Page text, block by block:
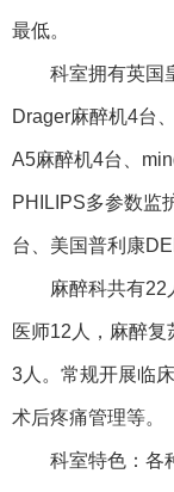
最低。
科室拥有英国
Drager麻醉机4台
A5麻醉机4台、
PHILIPS多参数监
台、美国普利康
麻醉科共有22
医师12人，麻醉
3人。常规开展临
术后疼痛管理等。
科室特色：各